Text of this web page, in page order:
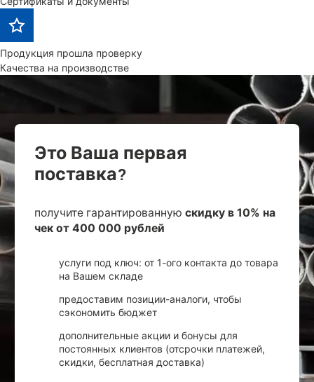
Продукция прошла проверку
Качества на производстве
Это Ваша первая
поставка?
получите гарантированную скидку в 10% на
чек от 400 000 рублей
услуги под ключ: от 1-ого контакта до товара
на Вашем складе
предоставим позиции-аналоги, чтобы
сэкономить бюджет
дополнительные акции и бонусы для
постоянных клиентов (отсрочки платежей,
скидки, бесплатная доставка)